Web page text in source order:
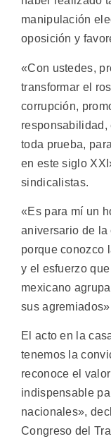
manipulación
oposición y
«Con ustedes,
transformar el
corrupción,
responsabilidad,
toda prueba,
en este siglo
sindicalistas.
«Es para mí un
aniversario de la
porque conozco
y el esfuerzo
mexicano
sus
El acto en la
tenemos la
reconoce el
indispensable
nacionales»,
Congreso del